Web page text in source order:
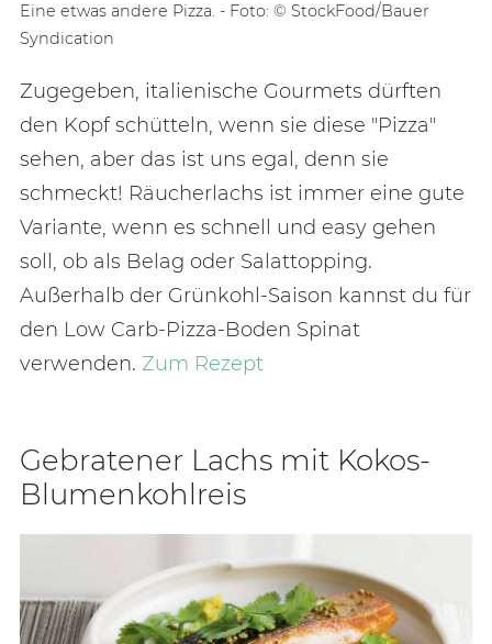
Eine etwas andere Pizza. - Foto: © StockFood/Bauer
Syndication
Zugegeben, italienische Gourmets dürften
den Kopf schütteln, wenn sie diese "Pizza"
sehen, aber das ist uns egal, denn sie
schmeckt! Räucherlachs ist immer eine gute
Variante, wenn es schnell und easy gehen
soll, ob als Belag oder Salattopping.
Außerhalb der Grünkohl-Saison kannst du für
den Low Carb-Pizza-Boden Spinat
verwenden. Zum Rezept
Ge­bra­te­ner Lachs mit Ko­kos-
Blu­men­kohl­reis